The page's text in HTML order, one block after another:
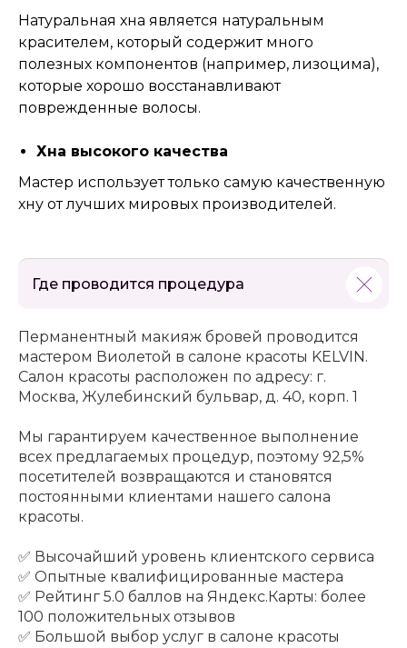
Натуральная хна является натуральным
красителем, который содержит много
полезных компонентов (например, лизоцима),
которые хорошо восстанавливают
поврежденные волосы.
Хна высокого качества
Мастер использует только самую качественную
хну от лучших мировых производителей.
Где проводится процедура
Перманентный макияж бровей проводится
мастером Виолетой в салоне красоты KELVIN.
Салон красоты расположен по адресу: г.
Москва, Жулебинский бульвар, д. 40, корп. 1
Мы гарантируем качественное выполнение
всех предлагаемых процедур, поэтому 92,5%
посетителей возвращаются и становятся
постоянными клиентами нашего салона
красоты.
✅ Высочайший уровень клиентского сервиса
✅ Опытные квалифицированные мастера
✅ Рейтинг 5.0 баллов на Яндекс.Карты: более
100 положительных отзывов
✅ Большой выбор услуг в салоне красоты